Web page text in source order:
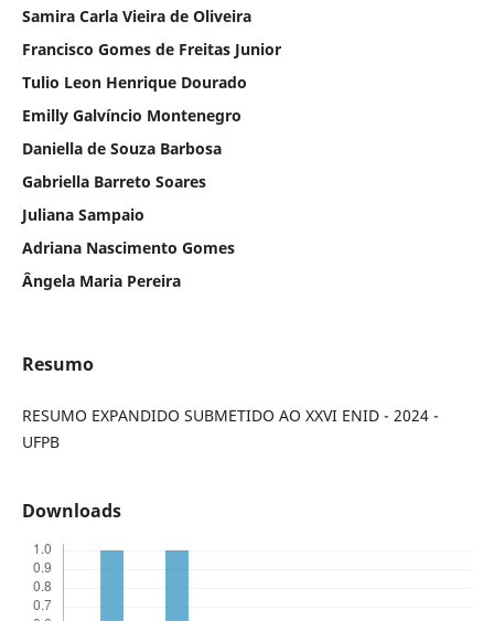
Samira Carla Vieira de Oliveira
Francisco Gomes de Freitas Junior
Tulio Leon Henrique Dourado
Emilly Galvíncio Montenegro
Daniella de Souza Barbosa
Gabriella Barreto Soares
Juliana Sampaio
Adriana Nascimento Gomes
Ângela Maria Pereira
Resumo
RESUMO EXPANDIDO SUBMETIDO AO XXVI ENID - 2024 -
UFPB
Downloads